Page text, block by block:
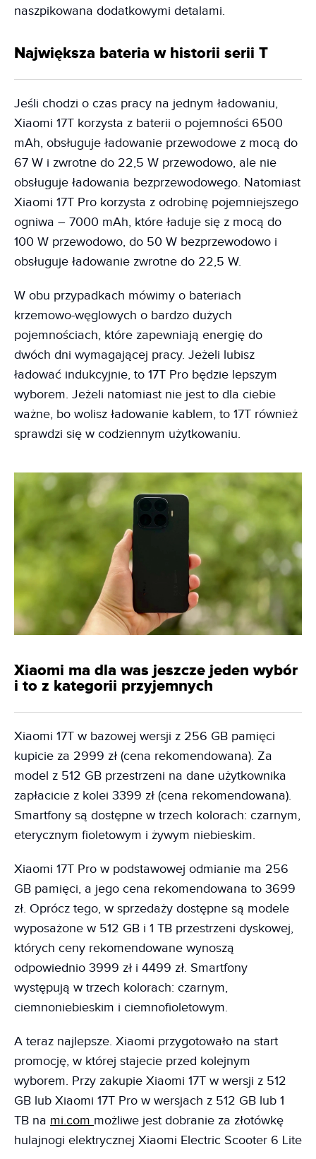
naszpikowana dodatkowymi detalami.
Największa bateria w historii serii T
Jeśli chodzi o czas pracy na jednym ładowaniu,
Xiaomi 17T korzysta z baterii o pojemności 6500
mAh, obsługuje ładowanie przewodowe z mocą do
67 W i zwrotne do 22,5 W przewodowo, ale nie
obsługuje ładowania bezprzewodowego. Natomiast
Xiaomi 17T Pro korzysta z odrobinę pojemniejszego
ogniwa – 7000 mAh, które ładuje się z mocą do
100 W przewodowo, do 50 W bezprzewodowo i
obsługuje ładowanie zwrotne do 22,5 W.
W obu przypadkach mówimy o bateriach
krzemowo-węglowych o bardzo dużych
pojemnościach, które zapewniają energię do
dwóch dni wymagającej pracy. Jeżeli lubisz
ładować indukcyjnie, to 17T Pro będzie lepszym
wyborem. Jeżeli natomiast nie jest to dla ciebie
ważne, bo wolisz ładowanie kablem, to 17T również
sprawdzi się w codziennym użytkowaniu.
Xiaomi ma dla was jeszcze jeden wybór
i to z kategorii przyjemnych
Xiaomi 17T w bazowej wersji z 256 GB pamięci
kupicie za 2999 zł (cena rekomendowana). Za
model z 512 GB przestrzeni na dane użytkownika
zapłacicie z kolei 3399 zł (cena rekomendowana).
Smartfony są dostępne w trzech kolorach: czarnym,
eterycznym fioletowym i żywym niebieskim.
Xiaomi 17T Pro w podstawowej odmianie ma 256
GB pamięci, a jego cena rekomendowana to 3699
zł. Oprócz tego, w sprzedaży dostępne są modele
wyposażone w 512 GB i 1 TB przestrzeni dyskowej,
których ceny rekomendowane wynoszą
odpowiednio 3999 zł i 4499 zł. Smartfony
występują w trzech kolorach: czarnym,
ciemnoniebieskim i ciemnofioletowym.
A teraz najlepsze. Xiaomi przygotowało na start
promocję, w której stajecie przed kolejnym
wyborem. Przy zakupie Xiaomi 17T w wersji z 512
GB lub Xiaomi 17T Pro w wersjach z 512 GB lub 1
TB na mi.com możliwe jest dobranie za złotówkę
hulajnogi elektrycznej Xiaomi Electric Scooter 6 Lite